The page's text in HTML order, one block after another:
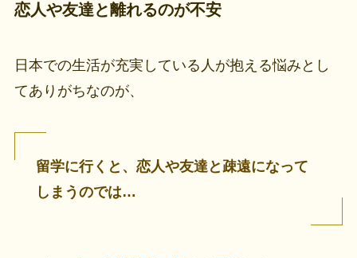
恋人や友達と離れるのが不安
日本での生活が充実している人が抱える悩みとし
てありがちなのが、
留学に行くと、恋人や友達と疎遠になって
しまうのでは…